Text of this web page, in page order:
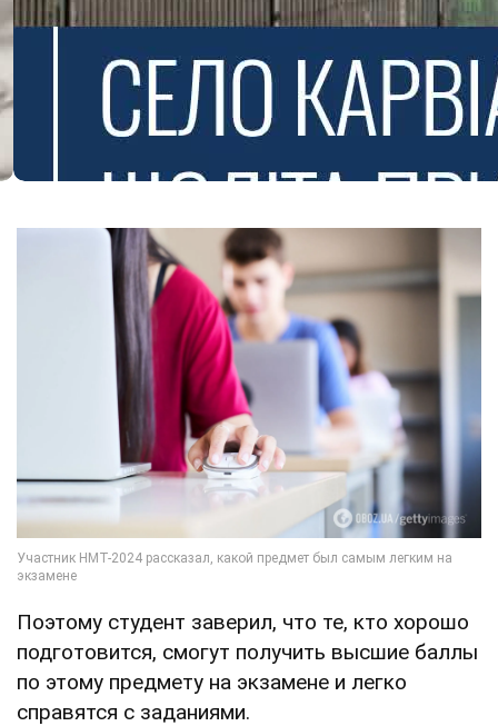
Поэтому студент заверил, что те, кто хорошо
подготовится, смогут получить высшие баллы
по этому предмету на экзамене и легко
справятся с заданиями.